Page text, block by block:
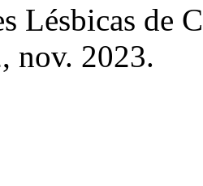
Lésbicas de
nov. 2023.